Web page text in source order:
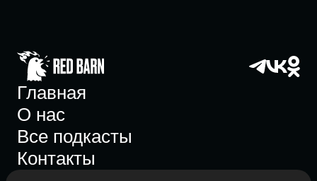
Главная
О нас
Все подкасты
Контакты